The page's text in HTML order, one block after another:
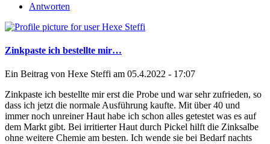
Antworten
Zinkpaste ich bestellte mir…
Ein Beitrag von Hexe Steffi am 05.4.2022 - 17:07
Zinkpaste ich bestellte mir erst die Probe und war sehr zufrieden, so
dass ich jetzt die normale Ausführung kaufte. Mit über 40 und
immer noch unreiner Haut habe ich schon alles getestet was es auf
dem Markt gibt. Bei irritierter Haut durch Pickel hilft die Zinksalbe
ohne weitere Chemie am besten. Ich wende sie bei Bedarf nachts